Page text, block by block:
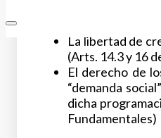
La Libertad de
La libertad de
(Arts. 14.3 y 16
El derecho de
“demanda
dicha
Fundamentales)